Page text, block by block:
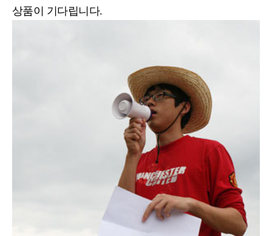
상품이 기다립니다.